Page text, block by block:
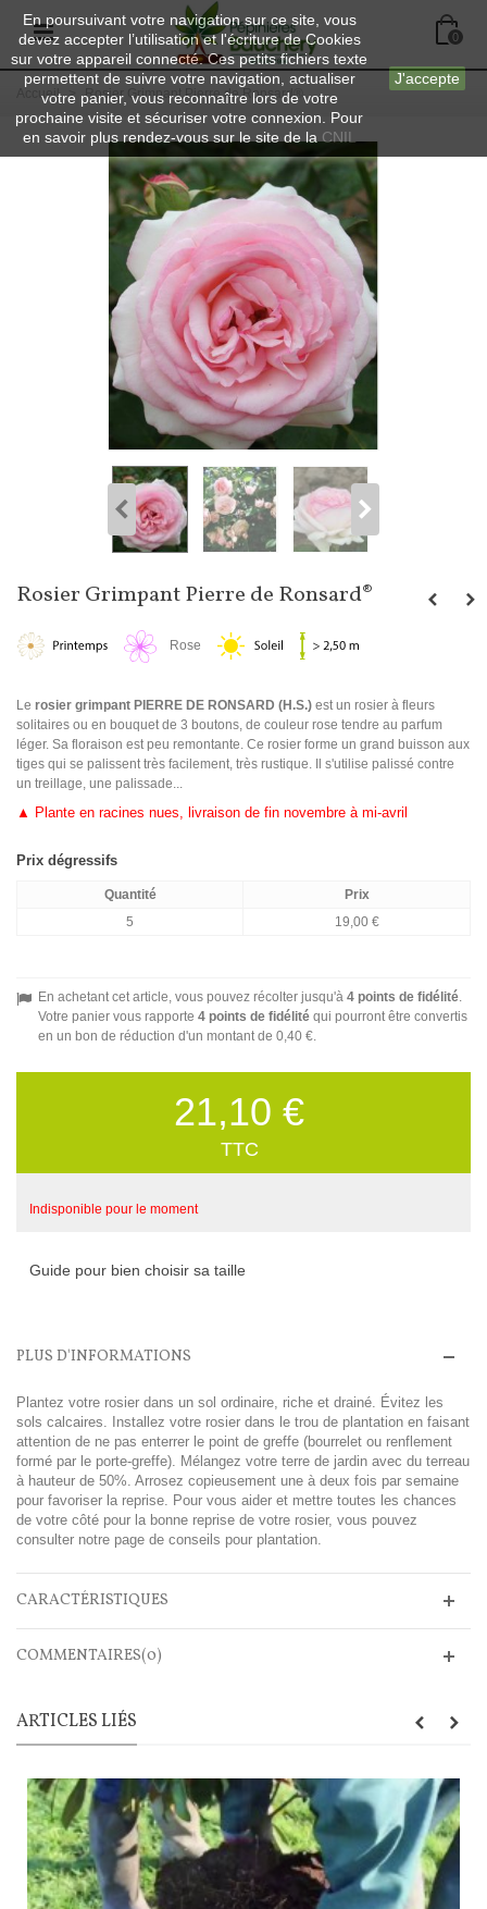
En poursuivant votre navigation sur ce site, vous
devez accepter l’utilisation et l'écriture de Cookies
sur votre appareil connecté. Ces petits fichiers texte
permettent de suivre votre navigation, actualiser
votre panier, vous reconnaître lors de votre
prochaine visite et sécuriser votre connexion. Pour
en savoir plus rendez-vous sur le site de la CNIL
J'accepte
0
Accueil > Rosier Grimpant Pierre de Ronsard®
Rosier Grimpant Pierre de Ronsard®
Rose
Le rosier grimpant PIERRE DE RONSARD (H.S.) est un rosier à fleurs
solitaires ou en bouquet de 3 boutons, de couleur rose tendre au parfum
léger. Sa floraison est peu remontante. Ce rosier forme un grand buisson aux
tiges qui se palissent très facilement, très rustique. Il s'utilise palissé contre
un treillage, une palissade...
▲ Plante en racines nues, livraison de fin novembre à mi-avril
Prix dégressifs
Quantité
Prix
5
19,00 €
En achetant cet article, vous pouvez récolter jusqu'à 4 points de fidélité.
Votre panier vous rapporte 4 points de fidélité qui pourront être convertis
en un bon de réduction d'un montant de 0,40 €.
21,10 €
TTC
Indisponible pour le moment
Guide pour bien choisir sa taille
PLUS D'INFORMATIONS
Plantez votre rosier dans un sol ordinaire, riche et drainé. Évitez les
sols calcaires. Installez votre rosier dans le trou de plantation en faisant
attention de ne pas enterrer le point de greffe (bourrelet ou renflement
formé par le porte-greffe). Mélangez votre terre de jardin avec du terreau
à hauteur de 50%. Arrosez copieusement une à deux fois par semaine
pour favoriser la reprise. Pour vous aider et mettre toutes les chances
de votre côté pour la bonne reprise de votre rosier, vous pouvez
consulter notre page de conseils pour plantation.
CARACTÉRISTIQUES
COMMENTAIRES(0)
ARTICLES LIÉS